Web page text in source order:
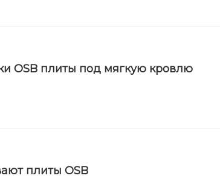
OSB плиты под мягкую кровлю
плиты OSB